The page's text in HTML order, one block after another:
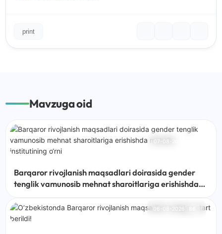
print
Mavzuga oid
07-08-2026
Barqaror rivojlanish maqsadlari doirasida gender
tenglik vamunosib mehnat sharoitlariga erishishda
06-08-2026